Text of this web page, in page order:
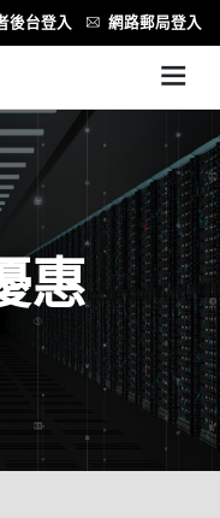
後台登入 網路郵局登入
惠